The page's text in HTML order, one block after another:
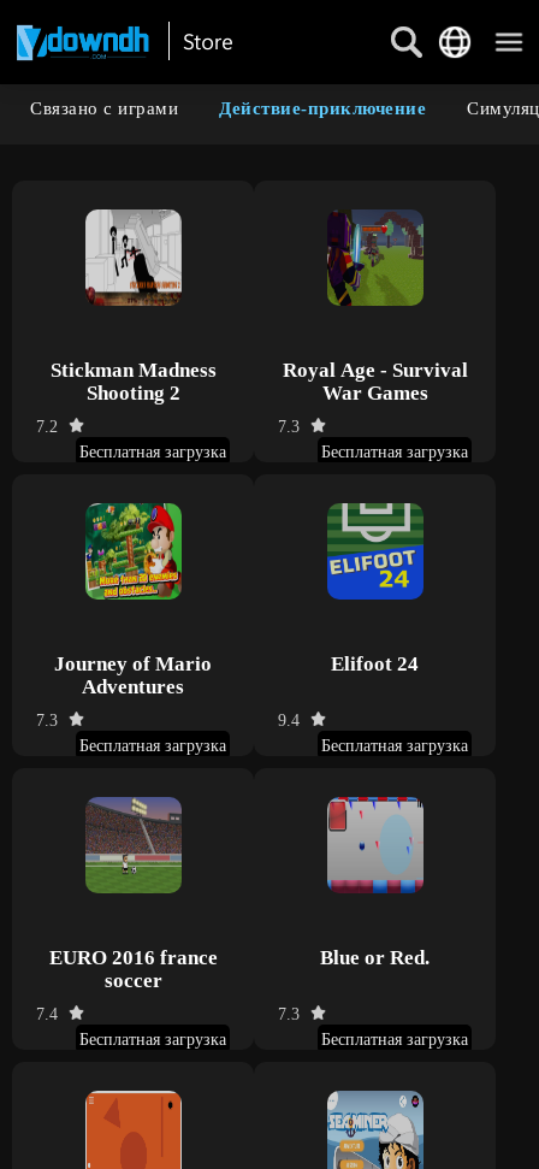
Связано с играми Действие-приключение
Stickman Madness
Shooting 2
7.2
Бесплатная загрузка
Royal Age - Survival
War Games
7.3
Бесплатная загрузка
Journey of Mario
Adventures
7.3
Бесплатная загрузка
Elifoot 24
9.4
Бесплатная загрузка
EURO 2016 france
soccer
7.4
Бесплатная загрузка
Blue or Red.
7.3
Бесплатная загрузка